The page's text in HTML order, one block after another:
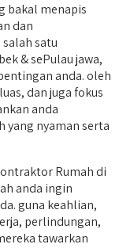
bakal menapis
dan
satu
& sePulau jawa,
anda. oleh
dan juga fokus
anda
yang nyaman serta
Rumah di
anda ingin
guna keahlian,
perlindungan,
tawarkan